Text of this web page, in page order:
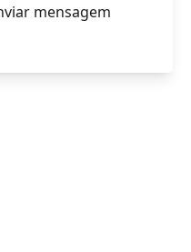
mensagem